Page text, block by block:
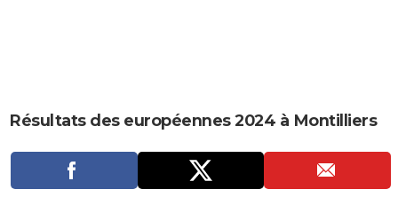
CARTE DE VOEUX
Carte de Noël
Carte Bonne année
Carte Saint-Valentin
Carte Pâques
Carte d'anniversaire
DICTIONNAIRE
Dictionnaire
Biographies
Citations
Expressions
Proverbes
PROGRAMME TV
Résultats des européennes 2024 à Montilliers